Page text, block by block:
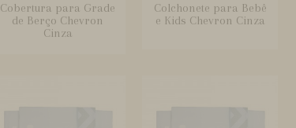
Cobertura para Grade
de Berço Chevron
Cinza
Colchonete para Bebê
e Kids Chevron Cinza